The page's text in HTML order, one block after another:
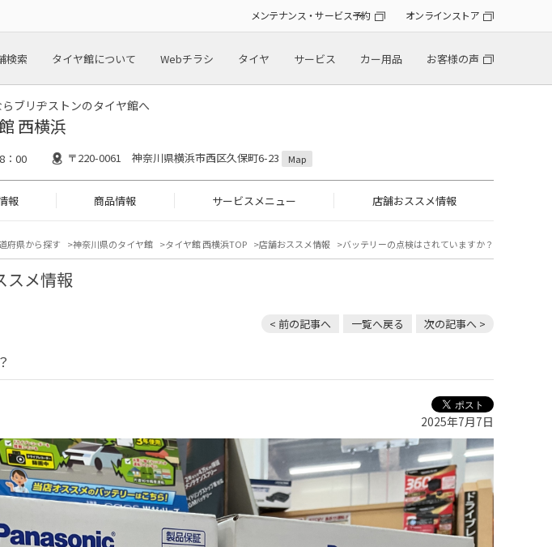
メンテナンス・サービス予約 オンラインストア
検索 タイヤ館について Webチラシ タイヤ サービス カー用品 お客様の声
ブリヂストンのタイヤ館へ
西横浜
：00 〒220-0061 神奈川県横浜市西区久保町6-23 Map
報 商品情報 サービスメニュー 店舗おススメ情報
府県から探す 神奈川県のタイヤ館 タイヤ館 西横浜TOP 店舗おススメ情報 バッテリーの点検はされていますか？
スメ情報
< 前の記事へ 一覧へ戻る 次の記事へ >
2025年7月7日